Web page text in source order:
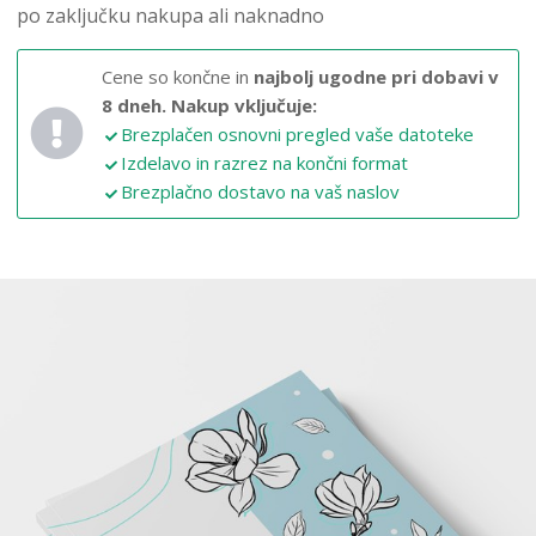
po zaključku nakupa ali naknadno
Cene so končne in najbolj ugodne pri dobavi v
8 dneh. Nakup vključuje:
Brezplačen osnovni pregled vaše datoteke
Izdelavo in razrez na končni format
Brezplačno dostavo na vaš naslov